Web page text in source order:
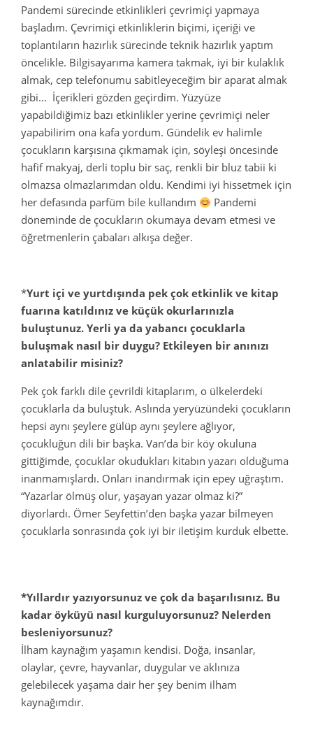
Pandemi sürecinde etkinlikleri çevrimiçi yapmaya
başladım. Çevrimiçi etkinliklerin biçimi, içeriği ve
toplantıların hazırlık sürecinde teknik hazırlık yaptım
öncelikle. Bilgisayarıma kamera takmak, iyi bir kulaklık
almak, cep telefonumu sabitleyeceğim bir aparat almak
gibi… İçerikleri gözden geçirdim. Yüzyüze
yapabildiğimiz bazı etkinlikler yerine çevrimiçi neler
yapabilirim ona kafa yordum. Gündelik ev halimle
çocukların karşısına çıkmamak için, söyleşi öncesinde
hafif makyaj, derli toplu bir saç, renkli bir bluz tabii ki
olmazsa olmazlarımdan oldu. Kendimi iyi hissetmek için
her defasında parfüm bile kullandım
Pandemi
döneminde de çocukların okumaya devam etmesi ve
öğretmenlerin çabaları alkışa değer.
*Yurt içi ve yurtdışında pek çok etkinlik ve kitap
fuarına katıldınız ve küçük okurlarınızla
buluştunuz. Yerli ya da yabancı çocuklarla
buluşmak nasıl bir duygu? Etkileyen bir anınızı
anlatabilir misiniz?
Pek çok farklı dile çevrildi kitaplarım, o ülkelerdeki
çocuklarla da buluştuk. Aslında yeryüzündeki çocukların
hepsi aynı şeylere gülüp aynı şeylere ağlıyor,
çocukluğun dili bir başka. Van’da bir köy okuluna
gittiğimde, çocuklar okudukları kitabın yazarı olduğuma
inanmamışlardı. Onları inandırmak için epey uğraştım.
“Yazarlar ölmüş olur, yaşayan yazar olmaz ki?”
diyorlardı. Ömer Seyfettin’den başka yazar bilmeyen
çocuklarla sonrasında çok iyi bir iletişim kurduk elbette.
*Yıllardır yazıyorsunuz ve çok da başarılısınız. Bu
kadar öyküyü nasıl kurguluyorsunuz? Nelerden
besleniyorsunuz?
İlham kaynağım yaşamın kendisi. Doğa, insanlar,
olaylar, çevre, hayvanlar, duygular ve aklınıza
gelebilecek yaşama dair her şey benim ilham
kaynağımdır.